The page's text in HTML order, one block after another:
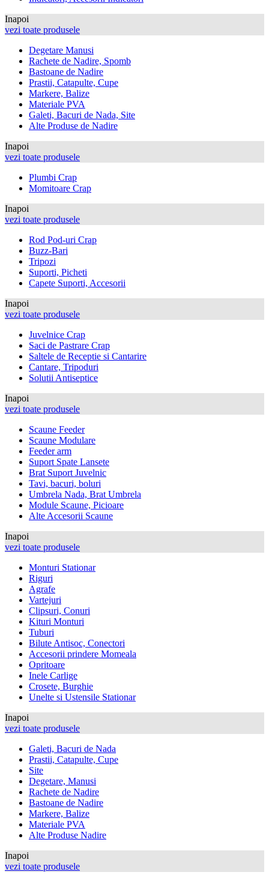
Inapoi
vezi toate produsele
Degetare Manusi
Rachete de Nadire, Spomb
Bastoane de Nadire
Prastii, Catapulte, Cupe
Markere, Balize
Materiale PVA
Galeti, Bacuri de Nada, Site
Alte Produse de Nadire
Inapoi
vezi toate produsele
Plumbi Crap
Momitoare Crap
Inapoi
vezi toate produsele
Rod Pod-uri Crap
Buzz-Bari
Tripozi
Suporti, Picheti
Capete Suporti, Accesorii
Inapoi
vezi toate produsele
Juvelnice Crap
Saci de Pastrare Crap
Saltele de Receptie si Cantarire
Cantare, Tripoduri
Solutii Antiseptice
Inapoi
vezi toate produsele
Scaune Feeder
Scaune Modulare
Feeder arm
Suport Spate Lansete
Brat Suport Juvelnic
Tavi, bacuri, boluri
Umbrela Nada, Brat Umbrela
Module Scaune, Picioare
Alte Accesorii Scaune
Inapoi
vezi toate produsele
Monturi Stationar
Riguri
Agrafe
Vartejuri
Clipsuri, Conuri
Kituri Monturi
Tuburi
Bilute Antisoc, Conectori
Accesorii prindere Momeala
Opritoare
Inele Carlige
Crosete, Burghie
Unelte si Ustensile Stationar
Inapoi
vezi toate produsele
Galeti, Bacuri de Nada
Prastii, Catapulte, Cupe
Site
Degetare, Manusi
Rachete de Nadire
Bastoane de Nadire
Markere, Balize
Materiale PVA
Alte Produse Nadire
Inapoi
vezi toate produsele